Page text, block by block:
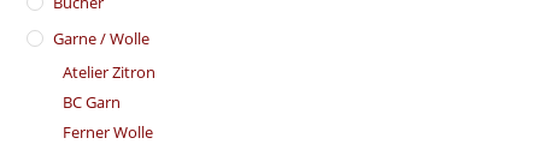
Garne / Wolle
Atelier Zitron
BC Garn
Ferner Wolle